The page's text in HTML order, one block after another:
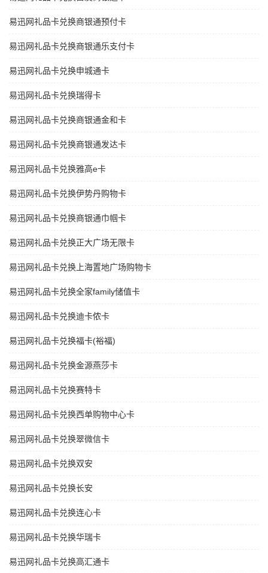
易迅网礼品卡兑换商银通预付卡
易迅网礼品卡兑换商银通乐支付卡
易迅网礼品卡兑换申城通卡
易迅网礼品卡兑换瑞得卡
易迅网礼品卡兑换商银通金和卡
易迅网礼品卡兑换商银通发达卡
易迅网礼品卡兑换雅高e卡
易迅网礼品卡兑换伊势丹购物卡
易迅网礼品卡兑换商银通巾帼卡
易迅网礼品卡兑换正大广场无限卡
易迅网礼品卡兑换上海置地广场购物卡
易迅网礼品卡兑换全家family储值卡
易迅网礼品卡兑换迪卡侬卡
易迅网礼品卡兑换福卡(裕福)
易迅网礼品卡兑换金源燕莎卡
易迅网礼品卡兑换赛特卡
易迅网礼品卡兑换西单购物中心卡
易迅网礼品卡兑换翠微信卡
易迅网礼品卡兑换双安
易迅网礼品卡兑换长安
易迅网礼品卡兑换连心卡
易迅网礼品卡兑换华瑞卡
易迅网礼品卡兑换高汇通卡